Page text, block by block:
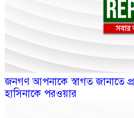
জনগণ আপনাকে স্বাগত জানাতে
হাসিনাকে পরওয়ার